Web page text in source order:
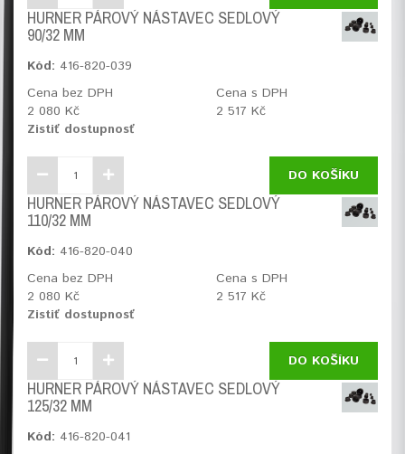
HURNER PÁROVÝ NÁSTAVEC SEDLOVÝ
90/32 MM
Kód: 416-820-039
Cena bez DPH
2 080 Kč
Cena s DPH
2 517 Kč
Zistiť dostupnosť
DO KOŠÍKU
HURNER PÁROVÝ NÁSTAVEC SEDLOVÝ
110/32 MM
Kód: 416-820-040
Cena bez DPH
2 080 Kč
Cena s DPH
2 517 Kč
Zistiť dostupnosť
DO KOŠÍKU
HURNER PÁROVÝ NÁSTAVEC SEDLOVÝ
125/32 MM
Kód: 416-820-041